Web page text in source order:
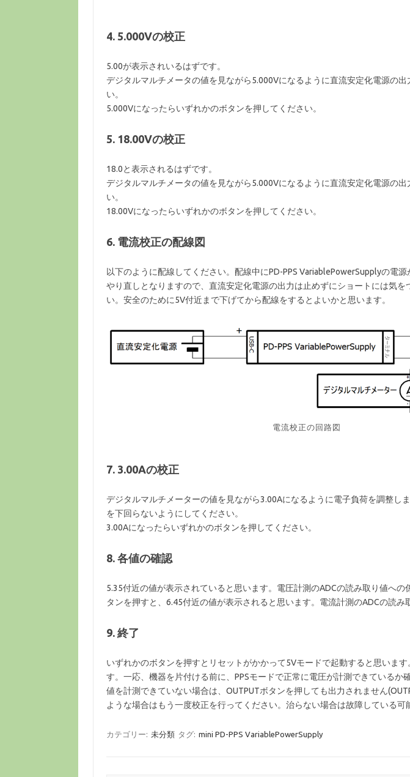
4. 5.000Vの校正
5.00が表示されいるはずです。
デジタルマルチメータの値を見ながら5.000Vになるように直流安定化電源の出
い。
5.000Vになったらいずれかのボタンを押してください。
5. 18.00Vの校正
18.0と表示されるはずです。
デジタルマルチメータの値を見ながら5.000Vになるように直流安定化電源の出
い。
18.00Vになったらいずれかのボタンを押してください。
6. 電流校正の配線図
以下のように配線してください。配線中にPD-PPS VariablePowerSupplyの電
やり直しとなりますので、直流安定化電源の出力は止めずにショートには気を
い。安全のために5V付近まで下げてから配線をするとよいかと思います。
電流校正の回路図
7. 3.00Aの校正
デジタルマルチメーターの値を見ながら3.00Aになるように電子負荷を調整し
を下回らないようにしてください。
3.00Aになったらいずれかのボタンを押してください。
8. 各値の確認
5.35付近の値が表示されていると思います。電圧計測のADCの読み取り値への
タンを押すと、6.45付近の値が表示されると思います。電流計測のADCの読み
9. 終了
いずれかのボタンを押すとリセットがかかって5Vモードで起動すると思いま
す。一応、機器を片付ける前に、PPSモードで正常に電圧が計測できているか
値を計測できていない場合は、OUTPUTボタンを押しても出力されません
ような場合はもう一度校正を行ってください。治らない場合は故障している可
カテゴリー: 未分類 タグ: mini PD-PPS VariablePowerSupply